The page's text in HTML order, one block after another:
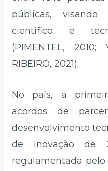
públicas,
científico e
(PIMENTEL, 2010;
RIBEIRO, 2021).
No país, a
acordos de
desenvolvimento
de Inovação de
regulamentada pelo